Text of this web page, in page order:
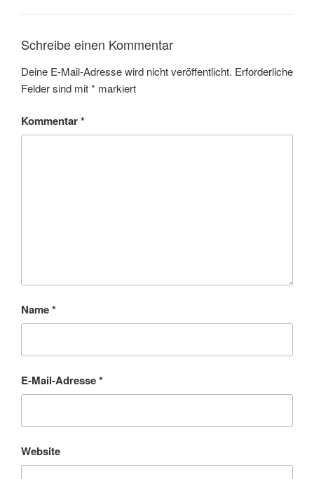
Schreibe einen Kommentar
Deine E-Mail-Adresse wird nicht veröffentlicht. Erforderliche
Felder sind mit* markiert
Kommentar*
Name*
E-Mail-Adresse*
Website